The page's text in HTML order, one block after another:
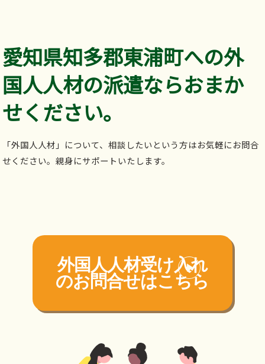
愛知県知多郡東浦町への外
国人人材の派遣ならおまか
せください。
「外国人人材」について、相談したいという方はお気軽にお問合
せください。親身にサポートいたします。
外国人人材受け入れ
のお問合せはこちら